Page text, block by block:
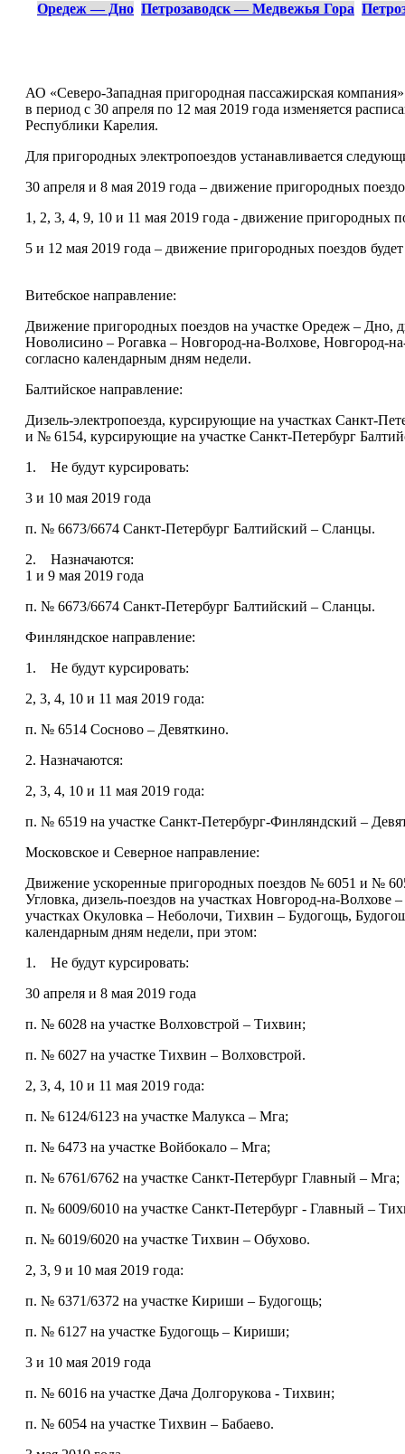
Оредеж — Дно Петрозаводск — Медвежья Гора
АО «Северо-Западная пригородная пассажирская
в период с 30 апреля по 12 мая 2019 года изменяется
Республики Карелия.
Для пригородных электропоездов устанавливается
30 апреля и 8 мая 2019 года – движение пригородных
1, 2, 3, 4, 9, 10 и 11 мая 2019 года - движение пригородных
5 и 12 мая 2019 года – движение пригородных поездов
Витебское направление:
Движение пригородных поездов на участке Оредеж – Дно,
Новолисино – Рогавка – Новгород-на-Волхове, Новгород-
согласно календарным дням недели.
Балтийское направление:
Дизель-электропоезда, курсирующие на участках Санкт-
и № 6154, курсирующие на участке Санкт-Петербург
1. Не будут курсировать:
3 и 10 мая 2019 года
п. № 6673/6674 Санкт-Петербург Балтийский – Сланцы.
2. Назначаются:
1 и 9 мая 2019 года
п. № 6673/6674 Санкт-Петербург Балтийский – Сланцы.
Финляндское направление:
1. Не будут курсировать:
2, 3, 4, 10 и 11 мая 2019 года:
п. № 6514 Сосново – Девяткино.
2. Назначаются:
2, 3, 4, 10 и 11 мая 2019 года:
п. № 6519 на участке Санкт-Петербург-Финляндский –
Московское и Северное направление:
Движение ускоренные пригородных поездов № 6051 и №
Угловка, дизель-поездов на участках Новгород-на-
участках Окуловка – Неболочи, Тихвин – Будогощь,
календарным дням недели, при этом:
1. Не будут курсировать:
30 апреля и 8 мая 2019 года
п. № 6028 на участке Волховстрой – Тихвин;
п. № 6027 на участке Тихвин – Волховстрой.
2, 3, 4, 10 и 11 мая 2019 года:
п. № 6124/6123 на участке Малукса – Мга;
п. № 6473 на участке Войбокало – Мга;
п. № 6761/6762 на участке Санкт-Петербург Главный – Мга;
п. № 6009/6010 на участке Санкт-Петербург - Главный –
п. № 6019/6020 на участке Тихвин – Обухово.
2, 3, 9 и 10 мая 2019 года:
п. № 6371/6372 на участке Кириши – Будогощь;
п. № 6127 на участке Будогощь – Кириши;
3 и 10 мая 2019 года
п. № 6016 на участке Дача Долгорукова - Тихвин;
п. № 6054 на участке Тихвин – Бабаево.